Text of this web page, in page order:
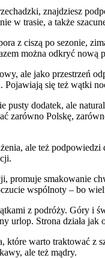
znajdziesz
w trasie, a także
z ciszą po sezonie,
można odkryć nową
ale jako przestrzeń
się też wątki
pusty dodatek, ale
Polskę,
ale też
promuje smakowanie
wspólnoty – bo
z podróży. Góry i
urlop. Strona działa jak
warto traktować
ale też mądry.